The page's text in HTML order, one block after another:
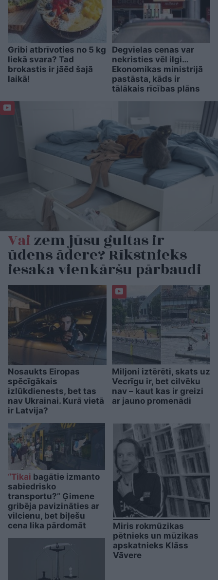
Gribi atbrīvoties no 5 kg
liekā svara? Tad
brokastis ir jāēd šajā
laikā!
Degvielas cenas var
nekristies vēl ilgi…
Ekonomikas ministrijā
pastāsta, kāds ir
tālākais rīcības plāns
Vaizem jūsu gultas ir
ūdens ādere? Rīkstnieks
iesaka vienkāršu pārbaudi
Nosaukts Eiropas
spēcīgākais
izlūkdienests, bet tas
nav Ukrainai. Kurā vietā
ir Latvija?
Miljoni iztērēti, skats uz
Vecrīgu ir, bet cilvēku
nav – kaut kas ir greizi
ar jauno promenādi
“Tikai bagātie izmanto
sabiedrisko
transportu?” Ģimene
gribēja pavizināties ar
vilcienu, bet biļešu
cena lika pārdomāt
Miris rokmūzikas
pētnieks un mūzikas
apskatnieks Klāss
Vāvere